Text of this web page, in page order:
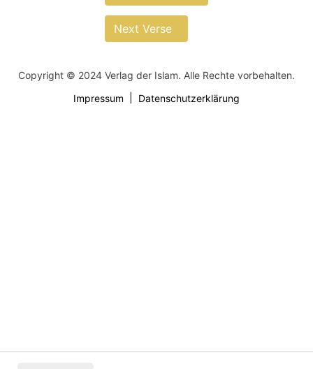
Next Verse
Copyright © 2024 Verlag der Islam. Alle Rechte vorbehalten.
Impressum
Datenschutzerklärung